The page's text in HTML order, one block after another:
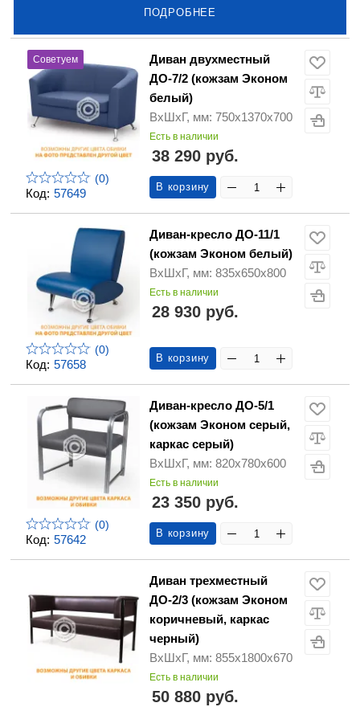
ПОДРОБНЕЕ
Код: 57649
Советуем
(0)
Диван двухместный
ДО-7/2 (кожзам Эконом
белый)
ВхШхГ, мм: 750х1370х700
Есть в наличии
38 290 руб.
В корзину
Код: 57658
(0)
Диван-кресло ДО-11/1
(кожзам Эконом белый)
ВхШхГ, мм: 835х650х800
Есть в наличии
28 930 руб.
В корзину
Код: 57642
(0)
Диван-кресло ДО-5/1
(кожзам Эконом серый,
каркас серый)
ВхШхГ, мм: 820х780х600
Есть в наличии
23 350 руб.
В корзину
Диван трехместный
ДО-2/3 (кожзам Эконом
коричневый, каркас
черный)
ВхШхГ, мм: 855х1800х670
Есть в наличии
50 880 руб.